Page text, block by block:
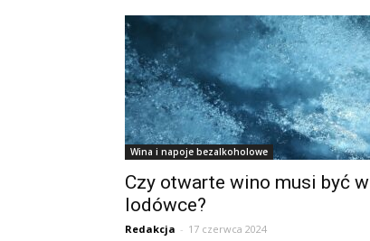
Wina i napoje bezalkoholowe
Czy otwarte wino musi być w
lodówce?
Redakcja - 17 czerwca 2024